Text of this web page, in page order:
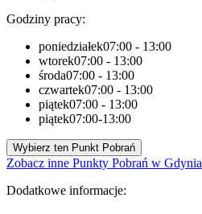
Godziny pracy:
poniedziałek07:00 - 13:00
wtorek07:00 - 13:00
środa07:00 - 13:00
czwartek07:00 - 13:00
piątek07:00 - 13:00
piątek07:00-13:00
Wybierz ten Punkt Pobrań
Zobacz inne Punkty Pobrań w Gdynia
Dodatkowe informacje: